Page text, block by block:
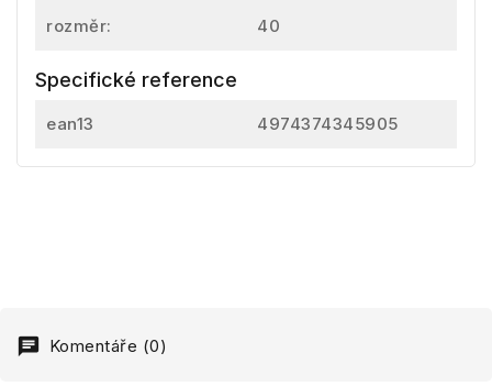
rozměr: 40
Specifické reference
ean13 4974374345905
Komentáře (0)